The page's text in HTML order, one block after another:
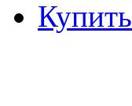
Купить